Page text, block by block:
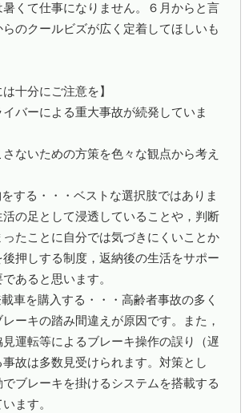
くて仕事になりません。６月からと言
のクールビズが広く定着してほしいも
十分にご注意を】
バーによる重大事故が続発していま
ないための方策を色々な観点から考え
する・・・ベストな選択肢ではありま
の足として浸透していることや，判断
たことに自分では気づきにくいことか
押しする制度，返納後の生活をサポー
あると思います。
車を購入する・・・高齢者事故の多く
ーキの踏み間違えが原因です。また，
運転等によるブレーキ操作の誤り（遅
故は多数見受けられます。対策とし
ブレーキを掛けるシステムを搭載する
ます。